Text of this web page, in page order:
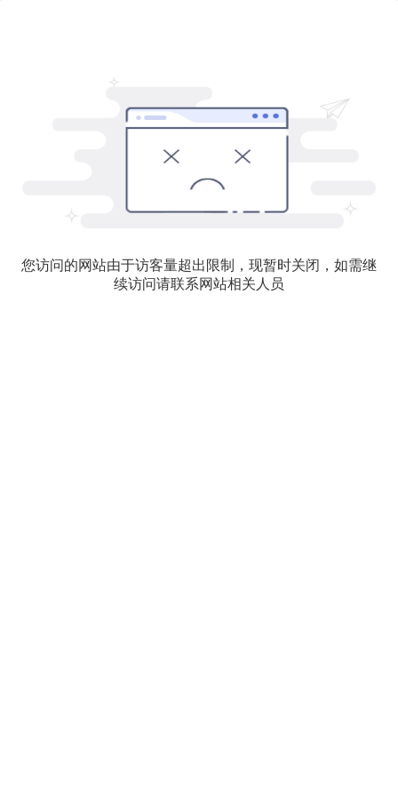
您访问的网站由于访客量超出限制，现暂时关闭，如需继
续访问请联系网站相关人员